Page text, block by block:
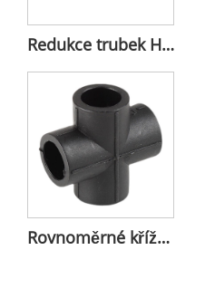
Redukce trubek HDPE odolná proti korozi
Rovnoměrné křížové spojky HDPE pro spojování potrubí